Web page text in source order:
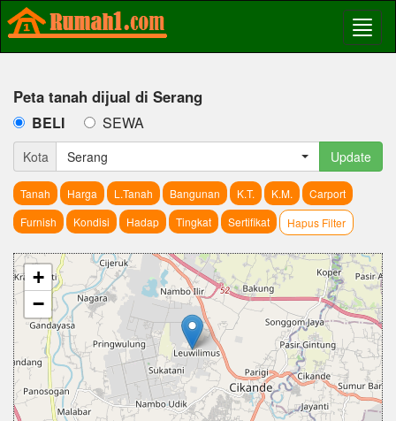
Peta tanah dijual di Serang
BELI SEWA
Kota Serang Update
Tanah Harga L.Tanah Bangunan K.T. K.M.
Carport
Furnish
Kondisi Hadap Tingkat Sertifikat Hapus Filter
+
−